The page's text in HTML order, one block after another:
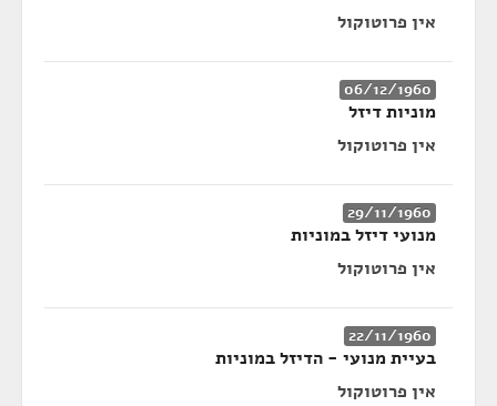
אין פרוטוקול
06/12/1960
מוניות דיזל
אין פרוטוקול
29/11/1960
מנועי דיזל במוניות
אין פרוטוקול
22/11/1960
בעיית מנועי - הדיזל במוניות
אין פרוטוקול